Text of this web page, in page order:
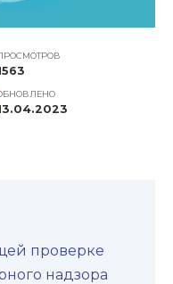
проверке
надзора